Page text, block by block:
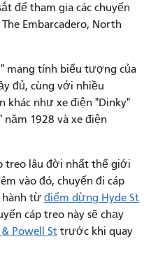
để tham gia các chuyến
Embarcadero, North
mang tính biểu tượng của
đủ, cùng với nhiều
khác như xe điện "Dinky"
năm 1928 và xe điện
treo lâu đời nhất thế giới
vào đó, chuyến đi cáp
hành từ điểm dừng Hyde St
cáp treo này sẽ chạy
Powell St trước khi quay